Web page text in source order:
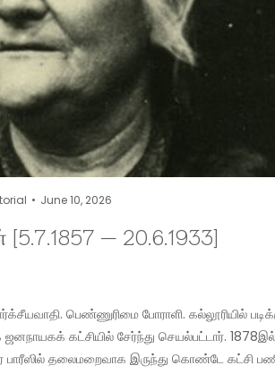
June 10, 2026
— 20.6.1933]
கட்சியில் சேர்ந்து செயல்பட்டார்.
பாரீஸில் தலைமறைவாக இருந்து கொண்டே கட்சி